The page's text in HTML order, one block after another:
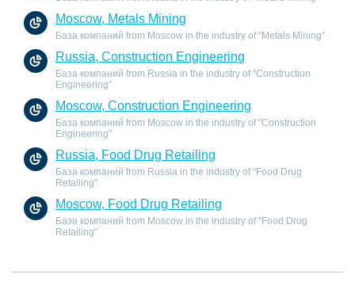
Moscow, Metals Mining
База компаний from Moscow in the industry of "Metals Mining"
Russia, Construction Engineering
База компаний from Russia in the industry of "Construction
Engineering"
Moscow, Construction Engineering
База компаний from Moscow in the industry of "Construction
Engineering"
Russia, Food Drug Retailing
База компаний from Russia in the industry of "Food Drug
Retailing"
Moscow, Food Drug Retailing
База компаний from Moscow in the industry of "Food Drug
Retailing"